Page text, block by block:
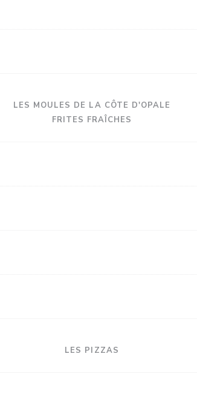
LES MOULES DE LA CÔTE D'OPALE
FRITES FRAÎCHES
LES PIZZAS